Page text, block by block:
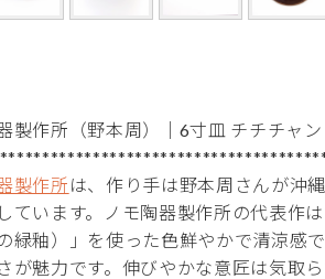
製作所（野本周）｜6寸皿 チチチャン
製作所 は、作り手は野本周さんが沖
ています。ノモ陶器製作所の代表作
の緑釉）」を使った色鮮やかで清涼感
が魅力です。伸びやかな意匠は気取